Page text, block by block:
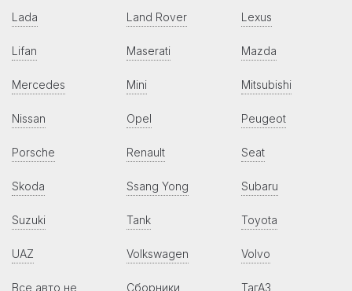
Lada Land Rover Lexus
Lifan Maserati Mazda
Mercedes Mini Mitsubishi
Nissan Opel Peugeot
Porsche Renault Seat
Skoda Ssang Yong Subaru
Suzuki Tank Toyota
UAZ Volkswagen Volvo
Все авто не Сборники ТагАЗ